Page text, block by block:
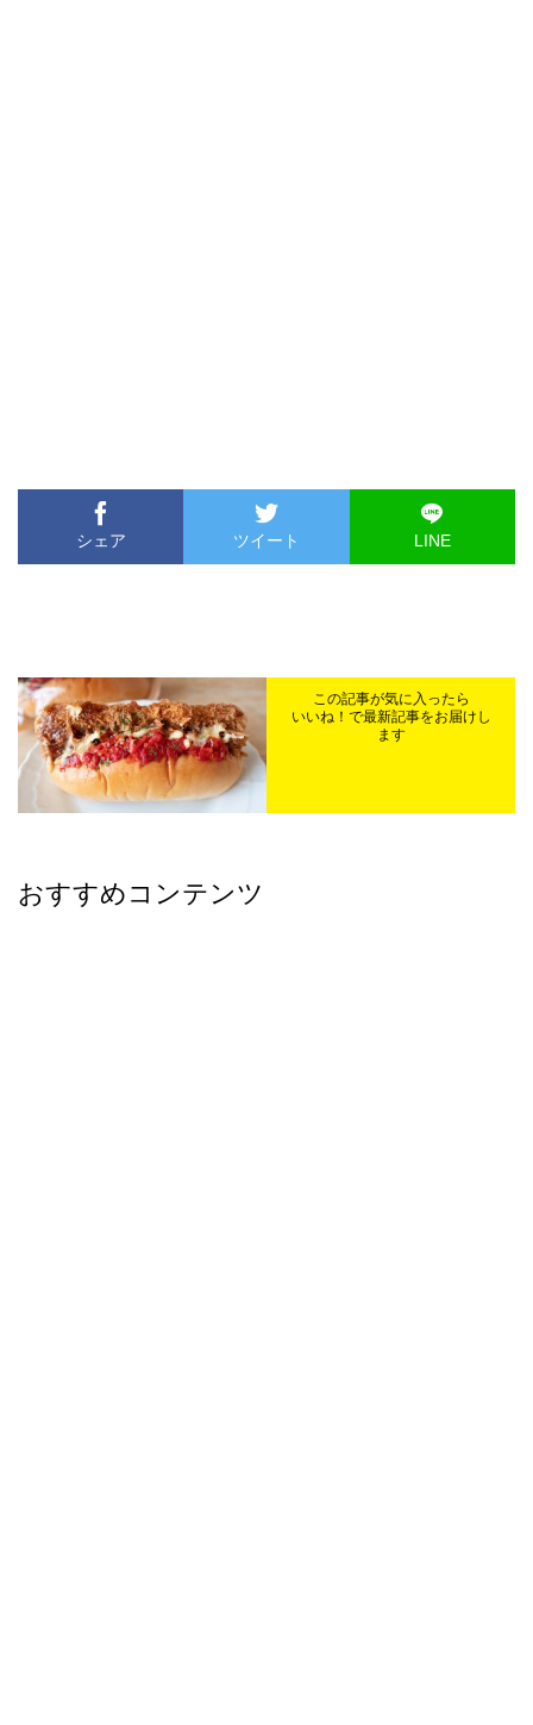
シェア ツイート LINE
この記事が気に入ったら
いいね！で最新記事をお届けし
ます
おすすめコンテンツ